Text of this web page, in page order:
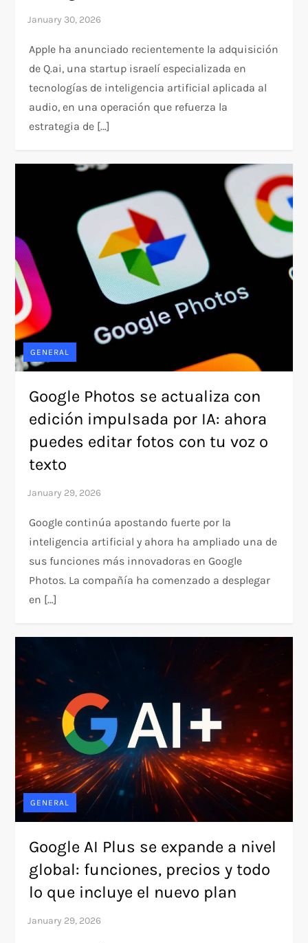
Apple ha anunciado recientemente la adquisición
de Q.ai, una startup israelí especializada en
tecnologías de inteligencia artificial aplicada al
audio, en una operación que refuerza la
estrategia de […]
GENERAL
Google Photos se actualiza con
edición impulsada por IA: ahora
puedes editar fotos con tu voz o
texto
Google continúa apostando fuerte por la
inteligencia artificial y ahora ha ampliado una de
sus funciones más innovadoras en Google
Photos. La compañía ha comenzado a desplegar
en […]
GENERAL
Google AI Plus se expande a nivel
global: funciones, precios y todo
lo que incluye el nuevo plan